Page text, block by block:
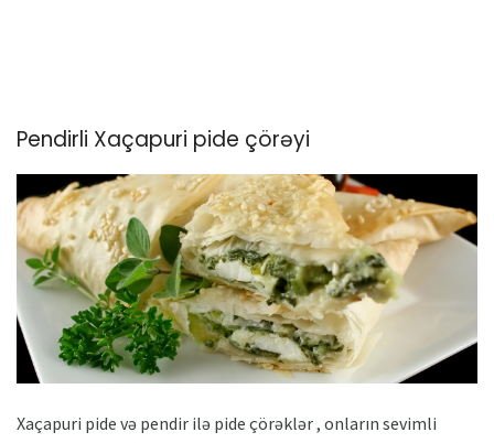
Pendirli Xaçapuri pide çörəyi
Xaçapuri pide və pendir ilə pide çörəklər , onların sevimli